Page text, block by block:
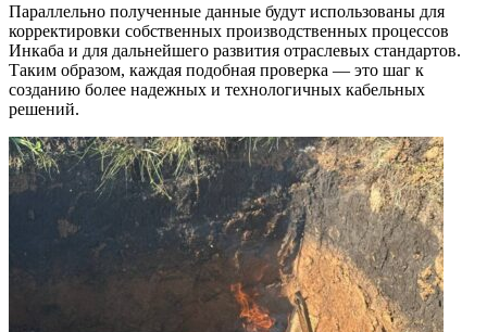
Параллельно полученные данные будут использованы для
корректировки собственных производственных процессов
Инкаба и для дальнейшего развития отраслевых стандартов.
Таким образом, каждая подобная проверка — это шаг к
созданию более надежных и технологичных кабельных
решений.